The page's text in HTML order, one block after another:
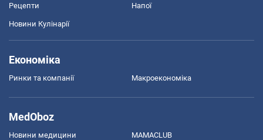
Рецепти Напої
Новини Кулінарії
Економіка
Ринки та компанії Макроекономіка
MedOboz
Новини медицини MAMACLUB